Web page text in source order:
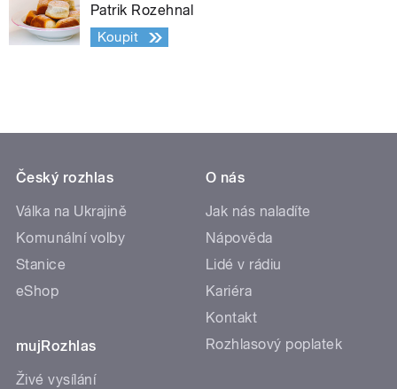
Patrik Rozehnal
Koupit
Český rozhlas
Válka na Ukrajině
Komunální volby
Stanice
eShop
mujRozhlas
Živé vysílání
O nás
Jak nás naladíte
Nápověda
Lidé v rádiu
Kariéra
Kontakt
Rozhlasový poplatek